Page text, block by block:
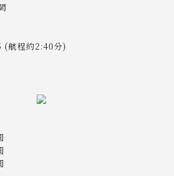
(航程約2:40分)